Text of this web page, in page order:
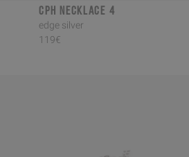
CPH NECKLACE 4
edge silver
119€